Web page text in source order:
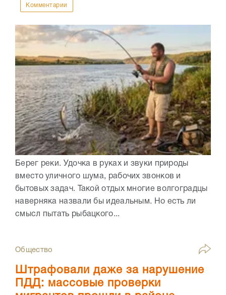
Комментарии
Берег реки. Удочка в руках и звуки природы
вместо уличного шума, рабочих звонков и
бытовых задач. Такой отдых многие волгоградцы
наверняка назвали бы идеальным. Но есть ли
смысл пытать рыбацкого...
Общество
Штрафовали даже за нарушение
ПДД: массовые проверки